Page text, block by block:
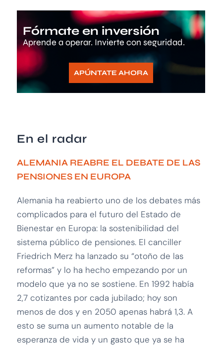
Fórmate en inversión
Aprende a operar. Invierte con seguridad.
APÚNTATE AHORA
En el radar
ALEMANIA REABRE EL DEBATE DE LAS
PENSIONES EN EUROPA
Alemania ha reabierto uno de los debates más
complicados para el futuro del Estado de
Bienestar en Europa: la sostenibilidad del
sistema público de pensiones. El canciller
Friedrich Merz ha lanzado su “otoño de las
reformas” y lo ha hecho empezando por un
modelo que ya no se sostiene. En 1992 había
2,7 cotizantes por cada jubilado; hoy son
menos de dos y en 2050 apenas habrá 1,3. A
esto se suma un aumento notable de la
esperanza de vida y un gasto que ya se ha